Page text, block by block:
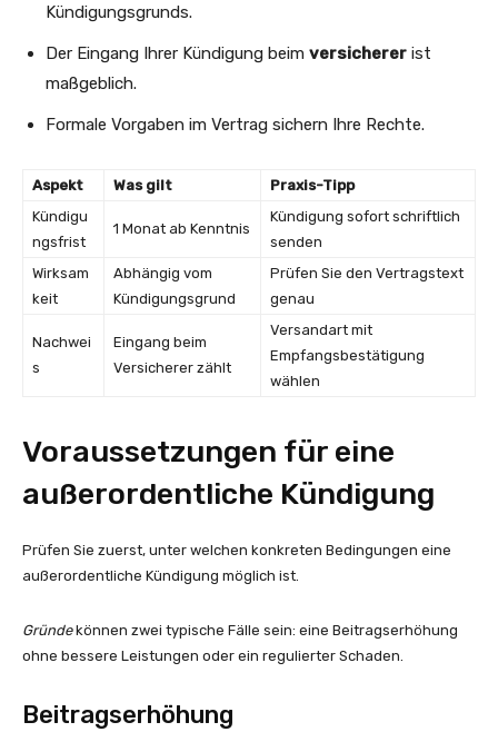
Kündigungsgrunds.
Der Eingang Ihrer Kündigung beim versicherer ist
maßgeblich.
Formale Vorgaben im Vertrag sichern Ihre Rechte.
Aspekt Was gilt
Praxis-Tipp
Kündigu
ngsfrist
1 Monat ab Kenntnis
Kündigung sofort schriftlich
senden
Wirksam
keit
Abhängig vom
Kündigungsgrund
Prüfen Sie den Vertragstext
genau
Nachwei
s
Eingang beim
Versicherer zählt
Versandart mit
Empfangsbestätigung
wählen
Voraussetzungen für eine
außerordentliche Kündigung
Prüfen Sie zuerst, unter welchen konkreten Bedingungen eine
außerordentliche Kündigung möglich ist.
Gründekönnen zwei typische Fälle sein: eine Beitragserhöhung
ohne bessere Leistungen oder ein regulierter Schaden.
Beitragserhöhung